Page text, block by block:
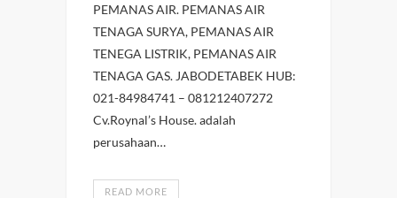
PEMANAS AIR. PEMANAS AIR
TENAGA SURYA, PEMANAS AIR
TENEGA LISTRIK, PEMANAS AIR
TENAGA GAS. JABODETABEK HUB:
021-84984741 – 081212407272
Cv.Roynal’s House. adalah
perusahaan…
READ MORE